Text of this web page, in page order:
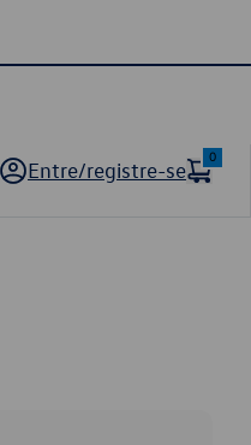
Entre/registre-se
0